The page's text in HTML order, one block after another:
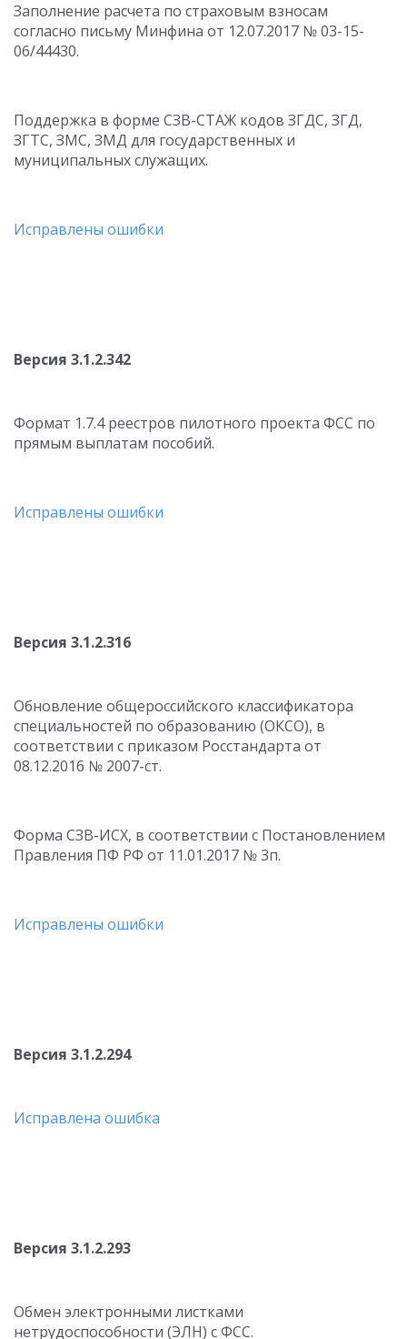
Заполнение расчета по страховым взносам
согласно письму Минфина от 12.07.2017 № 03-15-
06/44430.
Поддержка в форме СЗВ-СТАЖ кодов ЗГДС, ЗГД,
ЗГТС, ЗМС, ЗМД для государственных и
муниципальных служащих.
Исправлены ошибки
Версия 3.1.2.342
Формат 1.7.4 реестров пилотного проекта ФСС по
прямым выплатам пособий.
Исправлены ошибки
Версия 3.1.2.316
Обновление общероссийского классификатора
специальностей по образованию (ОКСО), в
соответствии с приказом Росстандарта от
08.12.2016 № 2007-ст.
Форма СЗВ-ИСХ, в соответствии с Постановлением
Правления ПФ РФ от 11.01.2017 № 3п.
Исправлены ошибки
Версия 3.1.2.294
Исправлена ошибка
Версия 3.1.2.293
Обмен электронными листками
нетрудоспособности (ЭЛН) с ФСС.